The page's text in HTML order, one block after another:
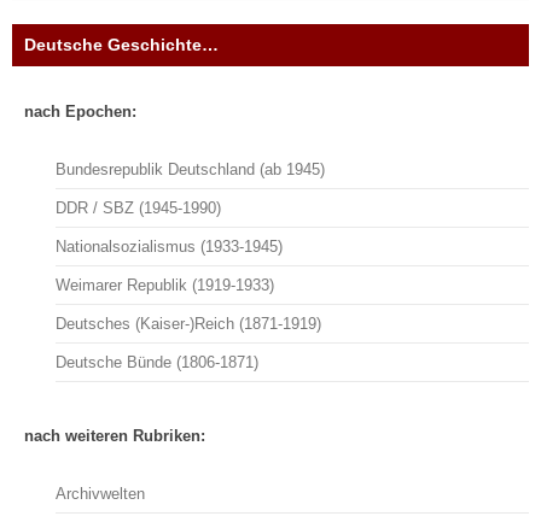
Deutsche Geschichte…
nach Epochen:
Bundesrepublik Deutschland (ab 1945)
DDR / SBZ (1945-1990)
Nationalsozialismus (1933-1945)
Weimarer Republik (1919-1933)
Deutsches (Kaiser-)Reich (1871-1919)
Deutsche Bünde (1806-1871)
nach weiteren Rubriken:
Archivwelten